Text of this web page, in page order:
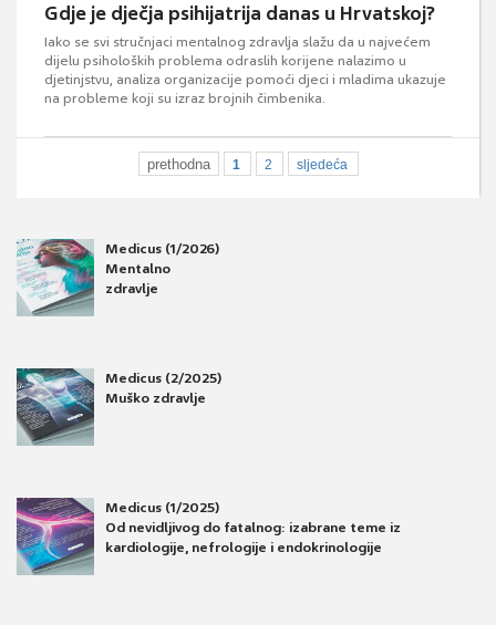
Gdje je dječja psihijatrija danas u Hrvatskoj?
Iako se svi stručnjaci mentalnog zdravlja slažu da u najvećem
dijelu psiholoških problema odraslih korijene nalazimo u
djetinjstvu, analiza organizacije pomoći djeci i mladima ukazuje
na probleme koji su izraz brojnih čimbenika.
prethodna 1 2 sljedeća
Medicus (1/2026)
Mentalno
zdravlje
Medicus (2/2025)
Muško zdravlje
Medicus (1/2025)
Od nevidljivog do fatalnog: izabrane teme iz
kardiologije, nefrologije i endokrinologije